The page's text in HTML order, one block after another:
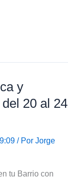
y
20 al 24
/ Por Jorge
tu Barrio con